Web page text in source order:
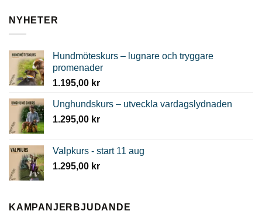
NYHETER
Hundmöteskurs – lugnare och tryggare
promenader
1.195,00 kr
Unghundskurs – utveckla vardagslydnaden
1.295,00 kr
Valpkurs - start 11 aug
1.295,00 kr
KAMPANJERBJUDANDE